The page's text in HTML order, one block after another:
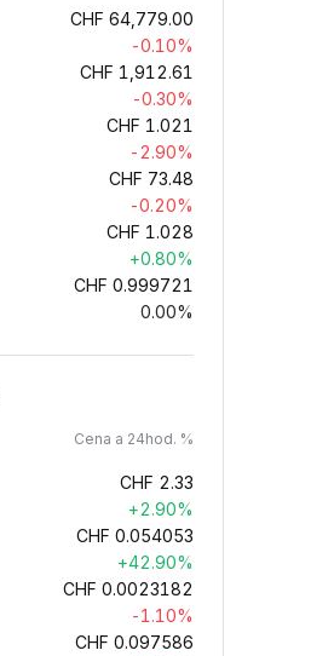
CHF 64,779.00
-0.10%
CHF 1,912.61
-0.30%
CHF 1.021
-2.90%
CHF 73.48
-0.20%
CHF 1.028
+0.80%
CHF 0.999721
0.00%
Cena a 24hod. %
CHF 2.33
+2.90%
CHF 0.054053
+42.90%
CHF 0.0023182
-1.10%
CHF 0.097586